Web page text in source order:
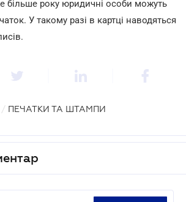
більше року юридичні особи можуть
У такому разі в картці наводяться
/ ПЕЧАТКИ ТА ШТАМПИ